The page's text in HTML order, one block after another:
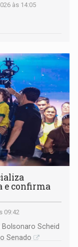
às 14:05
e confirma
09:42
Scheid
Senado